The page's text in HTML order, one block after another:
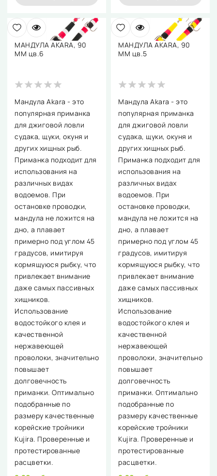
МАНДУЛА AKARA, 90
ММ цв.6
Мандула Akara - это
популярная приманка
для джиговой ловли
судака, щуки, окуня и
других хищных рыб.
Приманка подходит для
использования на
различных видах
водоемов. При
остановке проводки,
мандула не ложится на
дно, а плавает
примерно под углом 45
градусов, имитируя
кормящуюся рыбку, что
привлекает внимание
даже самых пассивных
хищников.
Использование
водостойкого клея и
качественной
нержавеющей
проволоки, значительно
повышает
долговечность
приманки. Оптимально
подобранные по
размеру качественные
корейские тройники
Kujira. Проверенные и
протестированные
расцветки.
МАНДУЛА AKARA, 90
ММ цв.5
Мандула Akara - это
популярная приманка
для джиговой ловли
судака, щуки, окуня и
других хищных рыб.
Приманка подходит для
использования на
различных видах
водоемов. При
остановке проводки,
мандула не ложится на
дно, а плавает
примерно под углом 45
градусов, имитируя
кормящуюся рыбку, что
привлекает внимание
даже самых пассивных
хищников.
Использование
водостойкого клея и
качественной
нержавеющей
проволоки, значительно
повышает
долговечность
приманки. Оптимально
подобранные по
размеру качественные
корейские тройники
Kujira. Проверенные и
протестированные
расцветки.